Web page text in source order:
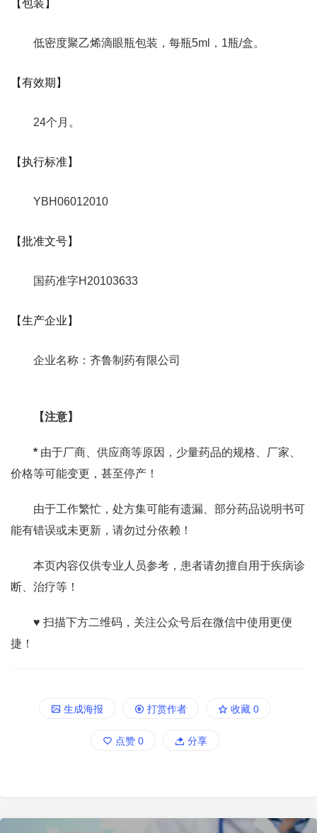
【包装】
低密度聚乙烯滴眼瓶包装，每瓶5ml，1瓶/盒。
【有效期】
24个月。
【执行标准】
YBH06012010
【批准文号】
国药准字H20103633
【生产企业】
企业名称：齐鲁制药有限公司
【注意】
* 由于厂商、供应商等原因，少量药品的规格、厂家、
价格等可能变更，甚至停产！
由于工作繁忙，处方集可能有遗漏、部分药品说明书可
能有错误或未更新，请勿过分依赖！
本页内容仅供专业人员参考，患者请勿擅自用于疾病诊
断、治疗等！
♥ 扫描下方二维码，关注公众号后在微信中使用更便
捷！
生成海报 打赏作者 收藏 0
点赞 0 分享